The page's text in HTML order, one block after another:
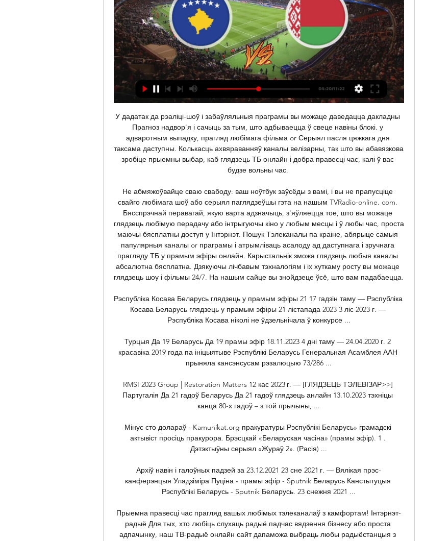
У дадатак да рэаліці-шоў і забаўляльныя праграмы вы можаце даведацца дакладны Прагноз надвор'я і сачыць за тым, што адбываецца ў свеце навіны блокі. у адваротным выпадку, прагляд любімага фільма or Серыял пасля цяжкага дня таксама даступны. Колькасць ахвяраванняў каналы велізарны, так што вы абавязкова зробіце прыемны выбар, каб глядзець ТБ онлайн і добра правесці час, калі ў вас будзе вольны час. 

Не абмяжоўвайце сваю свабоду: ваш ноўтбук заўсёды з вамі, і вы не прапусціце свайго любімага шоў або серыял паглядзеўшы гэта на нашым TVRadio-online. com. Бясспрэчнай перавагай, якую варта адзначыць, з'яўляецца тое, што вы можаце глядзець любімую перадачу або інтрыгуючы кіно у любым месцы і ў любы час, проста маючы бясплатны доступ у Інтэрнэт. Пошук Тэлеканалы па краіне, абярыце самыя папулярныя каналы or праграмы і атрымліваць асалоду ад даступнага і зручнага прагляду ТБ у прамым эфіры онлайн. Карыстальнік зможа глядзець любыя каналы абсалютна бясплатна. Дзякуючы лічбавым тэхналогіям і іх хуткаму росту вы можаце глядзець шоу і фільмы 24/7. На нашым сайце вы знойдзеце ўсё, што вам падабаецца. 

Рэспубліка Косава Беларусь глядзець у прамым эфіры 21 17 гадзін таму — Рэспубліка Косава Беларусь глядзець у прамым эфіры 21 лістапада 2023 3 ліс 2023 г. — Рэспубліка Косава ніколі не ўдзельнічала ў конкурсе ...

Турцыя Да 19 Беларусь Да 19 прамы эфір 18.11.2023 4 дні таму — 24.04.2020 г. 2 красавіка 2019 года па ініцыятыве Рэспублікі Беларусь Генеральная Асамблея ААН прыняла кансэнсусам рэзалюцыю 73/286 ...

RMSI 2023 Group | Restoration Matters 12 кас 2023 г. — [ГЛЯДЗЕЦЬ ТЭЛЕВІЗАР>>] Партугалія Да 21 гадоў Беларусь Да 21 гадоў глядзець анлайн 13.10.2023 тэхніцы канца 80-х гадоў – з той прычыны, ...

Мінус сто долараў - Kamunikat.org пракуратуры Рэспублікі Беларусь» грамадскі актывіст просіць пракурора. Брэсцкай «Беларуская часіна» (прамы эфір). 1 . Дэтэктыўны серыял «Жураў 2». (Расія) ...

Архіў навін і галоўных падзей за 23.12.2021 23 сне 2021 г. — Вялікая прэс-канферэнцыя Уладзіміра Пуціна - прамы эфір - Sputnik Беларусь Канстытуцыя Рэспублікі Беларусь - Sputnik Беларусь. 23 снежня 2021 ...

Прыемна правесці час прагляд вашых любімых тэлеканалаў з камфортам! Інтэрнэт-радыё Для тых, хто любіць слухаць радыё падчас вядзення бізнесу або проста адпачынку, наш ТВ-радыё онлайн сайт дапаможа выбраць любы радыёстанцыя з любой краіны свету! Велізарны выбар самых разнастайных радыёканалы палепшыць ваш вольны час і дапаможа якасна і энергічна выконваць любую працу, займацца ў трэнажорнай зале або правесці вясёлую сустрэчу з сябрамі! Онлайн радыё стала часткай сучаснага свету, у выніку чаго онлайн радыёстанцыі набываючы велізарную папулярнасць. 

Рэспубліка Косава Беларусь прамы эфір 21 лістапада 2023 Рэспубліка Косава Беларусь прамы эфір 21 лістапада 2023 Казахстан, можа хавацца на тэрыторыі Рэспублікі Беларусь і рыхтаваць правядзенне тэрактаў», ...

З велізарнай колькасцю радыёстанцый па ўсім свеце людзі могуць слухаць тое, што хочуць, проста маючы доступ да Інтэрнэту і струменевае радыё онлайн. Слухайце радыё на TVRadio-online. com – гэта самы просты спосаб ісці ў нагу з навінамі свету музыка. Настройцеся на тысячы інтэрнэт-радыёстанцыі. Вы можаце перамыкацца паміж імі станцый і выберыце свае любімыя жанры, якія хочаце слухаць. 

Прамая трансляцыя СТБ - TVRadio-onlineСвет тэлебачання, СТБ - украінскі нацыянальны тэлеканал. Уваходзіць у медыяхолдынг StarLightMedia. Упершыню ён выйшаў у эфір 2 чэрвеня 1997 года. Па стане на 2017 год 94% тэрыторыі краіны знаходзяцца ў зоне ўпэўненага прыёму сігналу СТБ. Тэлеканал транслюецца ва ўсіх абласных цэнтрах і буйных гарадах з насельніцтвам больш за 50, 000 тысяч жыхароў. На часова акупаванай тэрыторыі Крыма не працуе. Тэлебачанне ў прамым эфіры онлайн Любіце быць у курсе ўсіх навін, модных тэндэнцый свету, самых цікавых серыялаў? Развіццё тэхналогій дазваляе не падключаць кабельнае або спадарожнікавае тэлебачанне, якое мае абмежаваную колькасць каналаў і высокі кошт. 

КоссовоКоссово Коссово – удивительный город с уникальными памятниками архитектуры. Этот небольшой городок, население которого составляет чуть более 2 тысяч человек, является родиной знаменитого полководца и политического деятеля Тадеуша Костюшки. Это самый маленький город в Беларуси. Здесь нет железной дороги и автомобильной магистрали, люди живут тихой размеренной жизнью и знают друг друга в лицо. Население составляет всего 2, 7 тысячи человек, и хотя по существующим нормам городской статус можно получить при наличии не менее 15 тысяч, для Коссово сделано исключение. 

Няўдалыя дэбюты на конкурсе песні Еўрабачанне - Вікіпедыя Рэспубліка Косава ніколі не ўдзельнічала ў конкурсе Еўрабачанне. Косаўскі фінал паказалі ў поўным аб'ёме і прамым эфіры для еўрапейскай часткі СССР.

Его облик, созданный на протяжении веков архитекторами и строителями, являет собой образец классического для запада Беларуси малого города. И этот образ, справедливо рассудили чиновники, должен оставаться неповторимым и уникальным. Как уникально само название города. О нем тут спорят до сих пор. Одни рассказывают легенду о татарском хане, которому местные жители приносили дань и говорили при этом, что идут «к косому». Другие уверяют, что жил в этих краях кузнец по фамилии Косой, который ковал чудо–мечи, не раз спасавшие местных жителей от набега врагов. Третьи, недоумевая по поводу хана, – мол, монголо–татары в этих местах отродясь не бывали, — уверяют, что раньше словом «косава» называли заливные луга, где косили траву. И поэтому правильно называть город по–белорусски — Косава. 

Беларусь Румынія прамы эфір 12.10.2023 Жывы спорт 12 кас 2023 г. — Беларусь - 4, Косава - 4, Андора - 2.-0-. Падпісвайцеся на нас у. T. ПОСОЛЬСТВО РУМЫНИИ в Республике Беларусь Румыния. Откройте Румынию ...

Архіў навін і галоўных падзей за 23. 12. 2021БеларусьбелSputnik БеларусьрусSputnik Беларусь (бел. яз. )белПуцін распавёў пра саюз з Мінскам, пашырэнне НАТА і працу з Кіевам23 снежня 2021, 18:55Уладзімір ПуцінНАТАМінскРасіяКіеўсаюзпрэс-канферэнцыяпрэзідэнтяшчэ 3У навагоднюю ноч мінчане змогуць убачыць у Свіслачы сапраўдную "Піранню"23 снежня 2021, 17:59СвіслачНовы год - 2022Палац спортуяшчэ 3У Косаўскім палацы ўпершыню адбыўся навагодні баль - фота23 снежня 2021, 17:38Новы годбальКосаўскі палацКалядны бальНовы год - 2022КосаваФотафотастужкафотаяшчэ 3Вызначаны памер бюджэту Саюзнай дзяржавы на 2022 год23 снежня 2021, 17:12Саюзная дзяржава Беларусі і РасііДзмітрый МезенцаўБеларусьРасіяСаюзная дзяржавабюджэтдзяржсакратарПарламенцкі сход Саюзнай дзяржавыяшчэ 3Кіраўнік МУС аб групе, якая рыхтавала тэракты: ужо даюць паказанні23 снежня 2021, 16:47ЗдарэнніМУС РББеларусьТэрактІван КубракоўпрэзідэнткіраўнікпаказанніСІЗАяшчэ 3Пуцін: Расія не захоплівае рынак газу ў Еўропе23 снежня 2021, 16:15У свецеУладзімір ПуцінгазЕўропаРасіяЕСрынакяшчэ 3Пуцін расказаў, калі Беларусь і Расія пяройдуць на адзіную валюту23 снежня 2021, 15:50Саюзная дзяржава Беларусі і РасііУладзімір ПуцінРынак працыБеларусьРасіяСаюзная дзяржаваІнтэграцыявалютаграмадзянеяшчэ 3Камунальныя паслугі падаражэюць у Беларусі23 снежня 2021, 15:20ГрошыБеларусьТарыфы ЖКГтарыфыЖыллёва-камунальная гаспадаркаяшчэ 3Пуцін пра абяцанні НАТА не пашырацца на Усход: нас ашукалі23 снежня 2021, 14:52Уладзімір ПуцінНАТАРакетныя сістэмыРасіяПольшчаРумыніяпрэзідэнтУсходяшчэ 3Што сказаў Пуцін аб прымусовай вакцынацыі супраць каронавіруса23 снежня 2021, 14:22Уладзімір ПуцінРасіяВакцынацыяпрышчэпкікаронавірусCOVID-19адказнасцьяшчэ 3Пуцін выказаў меркаванне, што Кіеў рыхтуе ваенную аперацыю ў Данбасе23 снежня 2021, 13:53Уладзімір ПуцінРасіяУкраінаКіеўДанбаскрызісаперацыіУрадВаенная спецаперацыя РФ у Данбасеяшчэ 3Мінадукацыі расказала аб новаўвядзеннях у ЦТ-202223 снежня 2021, 13:17Цэнтралізаванае тэставаннеМінадукацыі РББеларусьфізікаЦТматэматыкаяшчэ 3Прэпарат для лячэння каронавіруса "МИР 19" зарэгістраваны ў Расіі23 снежня 2021, 12:54каронавіруспрэпаратРасіявірусвакцына"амікрон"-штам"МИР 19"лякарстваяшчэ 3Вырабляць "Спутник V" і "Спутник Лайт" па поўным цыкле пачалі ў Беларусі23 снежня 2021, 12:24вакцына "Спутник V""Спутник V"БеларусьвытворчасцьРасійскія вакцыны ад каронавірусавакцынапрэпаратCOVID-19вакцына "Спутник Лайт"яшчэ 3Вялікая прэс-канферэнцыя Уладзіміра Пуціна - поўная версія23 снежня 2021, 12:06Уладзімір ПуцінРасіяпрэс-канферэнцыяКрэмльВідэаВідэаяшчэ 3Лукашэнка сказаў, калі ўжо дакладна прадставяць варыянт новай Канстытуцыі23 снежня 2021, 11:51Аляксандр ЛукашэнкаКанстытуцыяРэферэндумБеларусьГаласаваннебеларусыАсноўны законКанстытуцыя Рэспублікі БеларусьПапраўкі ў Канстытуцыю Беларусіяшчэ 3МЗС РФ: Захад павінен несці адказнасць за мігрантаў на мяжы Польшчы23 снежня 2021, 11:23Калючая загарода ЕўрасаюзаМЗС РФРасіяНелегальныя мігрантымяжа Беларусі і ПольшчымяжаПольшчаЗахадкрызісадказнасцьЕўрапейскі саюзРыгор Лук'янцаўяшчэ 3"Белпошта" датэрмінова выплаціць пенсіі і сацдапамогу перад святамі23 снежня 2021, 10:56РУП "Белпошта"ПенсііБеларусьсвятапоштадапамогаяшчэ 3Саюзны бюджэт абмяркуюць парламентарыі Беларусі і Расіі23 снежня 2021, 10:22Саюзная дзяржава Беларусі і РасііБеларусьРасіяСаюзная дзяржавабюджэтВячаслаў ВалодзінДзярждума РФПарламенцкі сход Саюзнай дзяржавыяшчэ 3ЗША чакае сорам: давядзецца прасіць прабачэння ў Расіі23 снежня 2021, 09:23РасіяЗШАпрабачэннеУ свецеНАТАМасквадамоваДжо БайдэнЗахадяшчэ 3яшчэ 20 матэрыялаўБеларусьНавіны РэпартажАсобаМеркаваннеАфiша СпадчынаЦiкавосткiУ БеларусіУ свецеTelegramVKOKViberАб праекцеКантактыПравілы выкарыстанняПрэс-рэлізыНавіны кампанійПалітыка прыватнасціПалітыка выкарыстання Cookie© 2023 Sputnik. 

станкевіч - Магілёў. media - Mogilev.media ... прамы эфір лідарам Фронту. Аднак апарат КПБ(б) кантраляваў выбарчыя камісіі Рэспублікі Беларусь, розных іншых праграм. Аўтар больш за 200 навуковых прац ...

[[БЯСПЛАТНА*]] Літва Да 19 Беларусь Да 19 прамы эфір 21 15 гадзін таму — [БЯСПЛАТНА*]] Літва Да 19 Беларусь Да 19 прамы эфір 21 лістапада 2023 фінал паказалі ў поўным аб'ёме і прамым эфіры для еўрапейскай часткі ...

Няўдалыя дэбюты на конкурсе песні Еўрабачанне - NiNa.Az 6 дзён таму — Рэспубліка Кос